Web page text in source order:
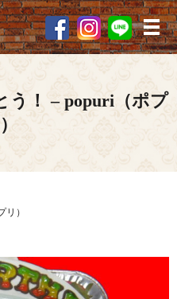
メ
！ – popuri（ポプ
）